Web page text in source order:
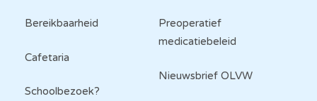
Bereikbaarheid
Cafetaria
Schoolbezoek?
Preoperatief
medicatiebeleid
Nieuwsbrief OLVW